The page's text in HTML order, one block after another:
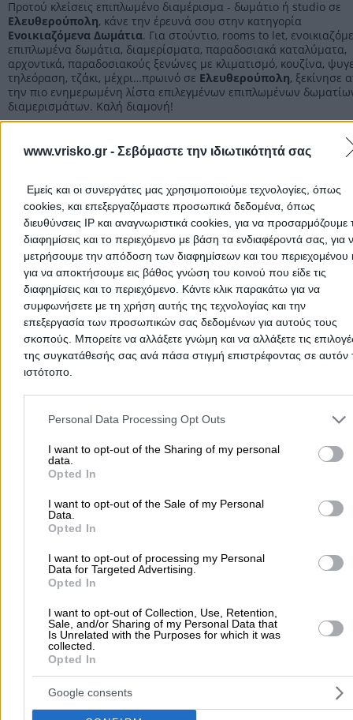
www.vrisko.gr - Σεβόμαστε την ιδιωτικότητά σας
Εμείς και οι συνεργάτες μας χρησιμοποιούμε τεχνολογίες, όπως
cookies, και επεξεργαζόμαστε προσωπικά δεδομένα, όπως
διευθύνσεις IP και αναγνωριστικά cookies, για να προσαρμόζουμε
διαφημίσεις και το περιεχόμενο με βάση τα ενδιαφέροντά σας, για
μετρήσουμε την απόδοση των διαφημίσεων και του περιεχομένου
για να αποκτήσουμε εις βάθος γνώση του κοινού που είδε τις
διαφημίσεις και το περιεχόμενο. Κάντε κλικ παρακάτω για να
συμφωνήσετε με τη χρήση αυτής της τεχνολογίας και την
επεξεργασία των προσωπικών σας δεδομένων για αυτούς τους
σκοπούς. Μπορείτε να αλλάξετε γνώμη και να αλλάξετε τις
της συγκατάθεσής σας ανά πάσα στιγμή επιστρέφοντας σε αυτόν
ιστότοπο.
Please note that this website/app uses one or more Google
and may gather and store information including but not limited to
to Google and its third-party tags to use your data for below
purposes in below Google consent section.
Personal Data Processing Opt Outs
I want to opt-out of the Sharing of my personal
data.
Opted In
I want to opt-out of the Sale of my Personal
Data.
Opted In
I want to opt-out of processing my Personal
Data for Targeted Advertising.
Opted In
I want to opt-out of Collection, Use, Retention,
Sale, and/or Sharing of my Personal Data that
Is Unrelated with the Purposes for which it was
collected.
Opted In
Google consents
Προτού κλείσεις επιπλωμένο διαμέρισμα - δωμάτιο ή studio σε
Ελευθερούπολη, κάνε την έρευνά σου στην κατηγορία
Ενοικιαζόμενα Δωμάτια. Για στούντιο, rooms to let,
επιπλωμένα δωμάτια, διαμερίσματα, παραδοσιακά καταλύματα,
αρχοντικά, παραδοσιακούς ξενώνες με κλιματισμό, κουζίνα,
τηλεόραση, τζάκι, μέχρι…πρωινό σε Ελευθερούπολη, ξεκίνησε
την πιο ενημερωμένη λίστα επιλεγμένων επιπλωμένων
διαμερισμάτων. Καλή διαμονή!
Ενοικιαζόμενα Δωμάτια Καβάλας
Ενοικιαζόμενα Δωμάτια
Αρχική > Νομός ΚΑΒΑΛΑΣ > Ελευθερούπολη > Διαμονή >
Δωμάτια
Δημοφιλείς Αναζητήσεις
Μετακομίσεις & Μεταφορές Κλειδιά & Κλειδαριές
Ψυχολόγοι Παιδικοί Σταθμοί Οδοντίατροι
Συνεργεία Αυτοκινήτων
Υδραυλικοί - Υδραυλικές Εγκαταστάσεις
περισσότερα >>
Τοπική Αναζήτηση
Θεσσαλονίκη
Περιστέρι Καβάλα Τρίπολη Καλλιθέα Σέρρες
Ρόδος
Πειραιάς Κέρκυρα
περισσότερα >>
Χρήσιμα Σήμερα
Εφημερίες Φαρμακείων Εφημερίες Νοσοκομείων
Τιμές Καυσίμων Ταχυδρομικοί Κώδικες Στοιχεία Α.Φ.Μ.
Δρομολόγια Πλοίων
Υπηρεσίες Προβολής